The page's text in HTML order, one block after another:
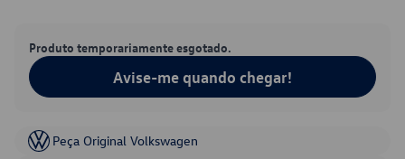
Produto temporariamente esgotado.
Avise-me quando chegar!
Peça Original Volkswagen